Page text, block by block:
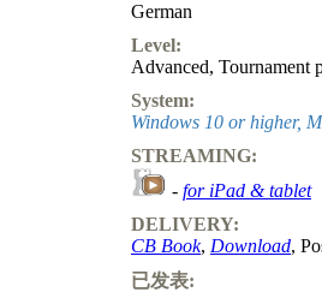
German
Level:
Advanced, Tournament
System:
Windows 10 or higher,
STREAMING:
- for iPad & tablet
DELIVERY:
CB Book, Download,
已发表: